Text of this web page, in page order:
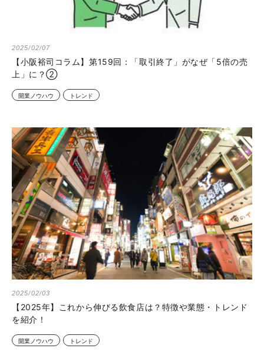
2025/02/07
【小阪裕司コラム】第159回：「取引終了」がなぜ「5倍の売
上」に？②
開業ノウハウ トレンド
2025/02/03
【2025年】これから伸びる飲食店は？特徴や業態・トレンド
を紹介！
開業ノウハウ トレンド